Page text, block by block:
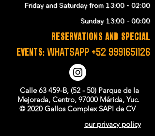
Friday and Saturday from 13:00 - 02:00
Sunday 13:00 - 00:00
RESERVATIONS and SPECIAL
EVENTS: WHATSAPP +52 9991651126
Calle 63 459-B, (52 - 50) Parque de la
Mejorada, Centro, 97000 Mérida, Yuc.
© 2020 Gallos Complex SAPI de CV
our privacy policy